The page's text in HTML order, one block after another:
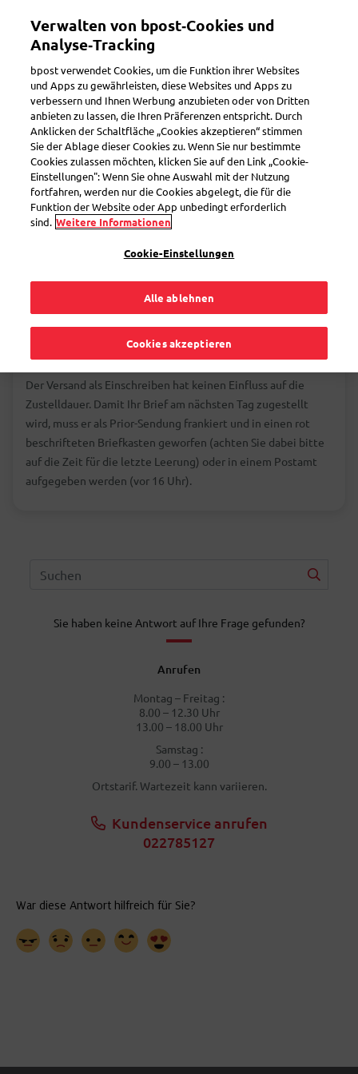
Toggle navigation
Prior/Non-Prior
Soll ich einen Eilbrief
lieber als
Einschreiben
versenden?
Der Versand als Einschreiben hat keinen Einfluss auf die
Zustelldauer. Damit Ihr Brief am nächsten Tag zugestellt
wird, muss er als Prior-Sendung frankiert und in einen rot
beschrifteten Briefkasten geworfen (achten Sie dabei bitte
auf die Zeit für die letzte Leerung) oder in einem Postamt
aufgegeben werden (vor 16 Uhr).
Sie haben keine Antwort auf Ihre Frage gefunden?
Anrufen
Montag – Freitag :
8.00 – 12.30 Uhr
13.00 – 18.00 Uhr
Samstag :
9.00 – 13.00
Ortstarif. Wartezeit kann variieren.
Kundenservice anrufen
022785127
Verwalten von bpost‑Cookies und
Analyse‑Tracking
bpost verwendet Cookies, um die Funktion ihrer Websites
und Apps zu gewährleisten, diese Websites und Apps zu
verbessern und Ihnen Werbung anzubieten oder von Dritten
anbieten zu lassen, die Ihren Präferenzen entspricht. Durch
Anklicken der Schaltfläche „Cookies akzeptieren“ stimmen
Sie der Ablage dieser Cookies zu. Wenn Sie nur bestimmte
Cookies zulassen möchten, klicken Sie auf den Link „Cookie-
Einstellungen": Wenn Sie ohne Auswahl mit der Nutzung
fortfahren, werden nur die Cookies abgelegt, die für die
Funktion der Website oder App unbedingt erforderlich
sind. Weitere Informationen
Cookie-Einstellungen
Alle ablehnen
Cookies akzeptieren